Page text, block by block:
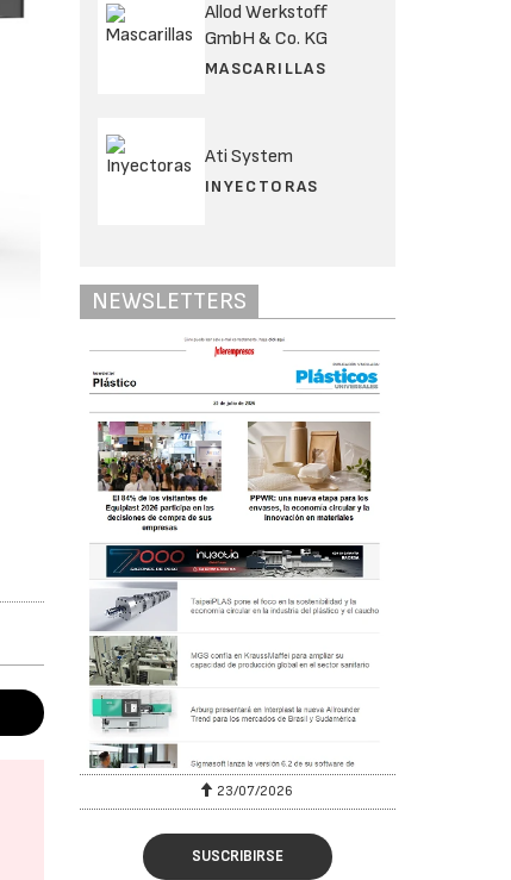
Allod Werkstoff
GmbH & Co. KG
MASCARILLAS
Ati System
INYECTORAS
NEWSLETTERS
23/07/2026
SUSCRIBIRSE